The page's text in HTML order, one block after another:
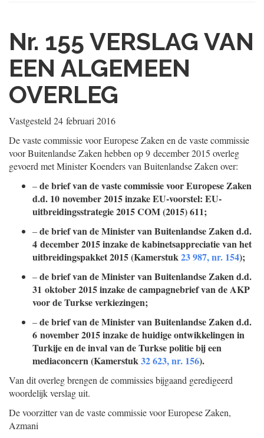
Nr. 155 VERSLAG VAN
EEN ALGEMEEN
OVERLEG
Vastgesteld 24 februari 2016
De vaste commissie voor Europese Zaken en de vaste commissie
voor Buitenlandse Zaken hebben op 9 december 2015 overleg
gevoerd met Minister Koenders van Buitenlandse Zaken over:
–de brief van de vaste commissie voor Europese Zaken
d.d. 10 november 2015 inzake EU-voorstel: EU-
uitbreidingsstrategie 2015 COM (2015) 611;
–de brief van de Minister van Buitenlandse Zaken d.d.
4 december 2015 inzake de kabinetsappreciatie van het
uitbreidingspakket 2015 (Kamerstuk23 987, nr. 154);
–de brief van de Minister van Buitenlandse Zaken d.d.
31 oktober 2015 inzake de campagnebrief van de AKP
voor de Turkse verkiezingen;
–de brief van de Minister van Buitenlandse Zaken d.d.
6 november 2015 inzake de huidige ontwikkelingen in
Turkije en de inval van de Turkse politie bij een
mediaconcern (Kamerstuk32 623, nr. 156).
Van dit overleg brengen de commissies bijgaand geredigeerd
woordelijk verslag uit.
De voorzitter van de vaste commissie voor Europese Zaken,
Azmani